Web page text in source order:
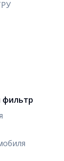
фильтр